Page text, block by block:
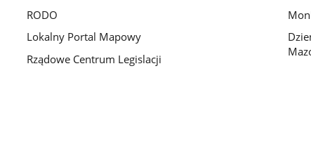
RODO
Lokalny Portal Mapowy
Rządowe Centrum Legislacji